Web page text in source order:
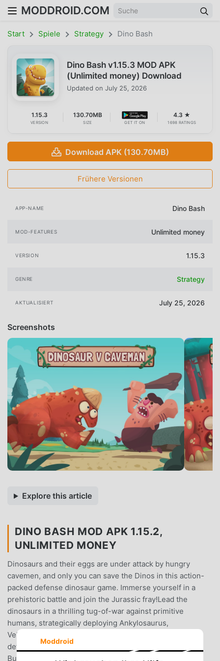
MODDROID.COM
Start Spiele Strategy Dino Bash
Dino Bash v1.15.3 MOD APK
(Unlimited money) Download
Updated on July 25, 2026
1.15.3
VERSION
130.70MB
SIZE GET IT ON
4.3 ★
1698 RATINGS
Download APK (130.70MB)
Frühere Versionen
APP-NAME Dino Bash
MOD-FEATURES Unlimited money
VERSION 1.15.3
GENRE Strategy
AKTUALISIERT July 25, 2026
Screenshots
Explore this article
DINO BASH MOD APK 1.15.2,
UNLIMITED MONEY
Dinosaurs and their eggs are under attack by hungry
cavemen, and only you can save the Dinos in this action-
packed defense dinosaur game. Immerse yourself in a
prehistoric battle and join the Jurassic fray!Lead the
dinosaurs in a thrilling tug-of-war against primitive
humans, strategically deploying Ankylosaurus,
Velociraptor, Raptors, and more savage creatures to
defend your dinosaur egg from their merciless appetite.
Build ground defenses, unleash aerial attacks, and
Moddroid